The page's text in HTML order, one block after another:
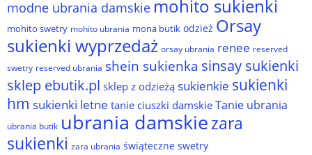
modne ubrania damskie mohito sukienki
mohito swetry mohito ubrania mona butik odzież Orsay
sukienki wyprzedaż orsay ubrania renee reserved
swetry reserved ubrania shein sukienka sinsay sukienki
sklep ebutik.pl sklep z odzieżą sukienkie sukienki
hm sukienki letne tanie ciuszki damskie Tanie ubrania
ubrania butik ubrania damskiezara
sukienki zara ubrania świąteczne swetry